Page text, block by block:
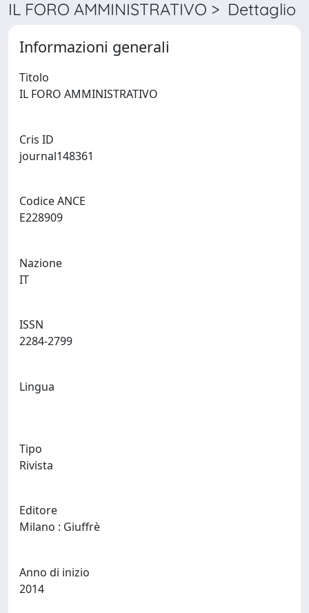
IL FORO AMMINISTRATIVO > Dettaglio
Informazioni generali
Titolo
Cris ID
Codice ANCE
Nazione
ISSN
Lingua
Tipo
Rivista
Editore
Anno di inizio